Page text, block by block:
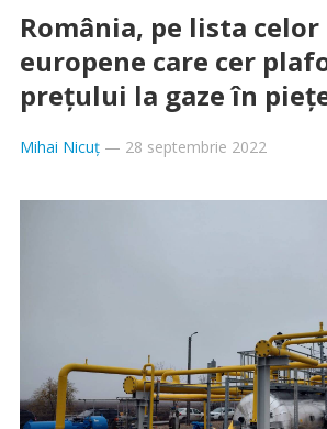
România, pe lista
europene care cer
prețului la gaze în
Mihai Nicuț— 28 septembrie 2022